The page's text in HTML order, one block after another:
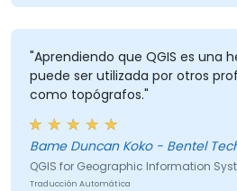
"Aprendiendo que QGIS es una
puede ser utilizada por otros
como topógrafos."
Bame Duncan Koko
QGIS for Geographic Information
Traducción Automática